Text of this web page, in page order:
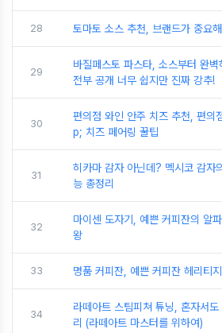
28 토마토 소스 추천, 브랜드가 중요
29
바질페스토 파스타, 소스부터 완벽
전부 공개 너무 쉽지만 진짜 강추!
30
편의점 와인 안주 치즈 추천, 편의
p; 치즈 페어링 꿀팁
31
히카마 감자 아닌데? 멕시코 감자
능 총정리
32
마이센 도자기, 예쁜 커피잔의 알
왕
33 명품 커피잔, 예쁜 커피잔 헤리티
34
라떼아트 스팀피쳐 튜닝, 혼자서
리 (라떼아트 마스터를 위하여)